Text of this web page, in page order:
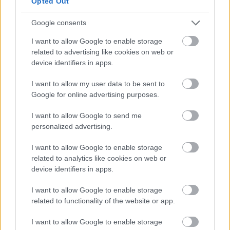
Google consents
I want to allow Google to enable storage
related to advertising like cookies on web or
device identifiers in apps.
I want to allow my user data to be sent to
Google for online advertising purposes.
I want to allow Google to send me
personalized advertising.
I want to allow Google to enable storage
related to analytics like cookies on web or
device identifiers in apps.
I want to allow Google to enable storage
related to functionality of the website or app.
I want to allow Google to enable storage
első mérkőzést, nem jutott be a Puskás Arénában
sorra kerülő döntőbe. A Bayern orvosi stábja
pénteken megerősítette, hogy Davies a szezon
hátralévő részében már nem léphet pályára
klubcsapatában. A bajnoki címüket már biztosan
kupadöntő mellett két Bundesliga-találkozó vár
még. A védő jobb térdében tavaly márciusban
elszakadt az elülső keresztszalag, és csak
decemberben tért vissza, de azóta is gyakran
kezdő a bajnokságban, és február óta egyszer sem
töltött kilencven percet a pályán. A kanadai
válogatott június 12-én Bosznia-Hercegovina ellen
kezdi szereplését a világbajnokság csoportkörében.
Az észak-amerikai ország labdarúgó-szövetsége
futballistával, valamint a Bayern orvosi stábjával.